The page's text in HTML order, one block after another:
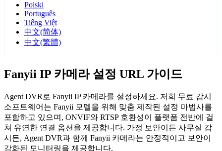
Polski
Português
Tiếng Việt
中文(简体)
中文(繁體)
Fanyii IP 카메라 설정 URL 가이드
Agent DVR로 Fanyii IP 카메라를 설정하세요. 저희 무료 감시
소프트웨어는 Fanyii 모델을 위해 맞춤 제작된 설정 마법사를
포함하고 있으며, ONVIF와 RTSP 호환성이 플랫폼 전반에 걸
쳐 유연한 연결 옵션을 제공합니다. 가정 보안이든 사무실 감
시든, Agent DVR과 함께 Fanyii 카메라는 안정적이고 보안이
강화된 모니터링을 제공합니다.